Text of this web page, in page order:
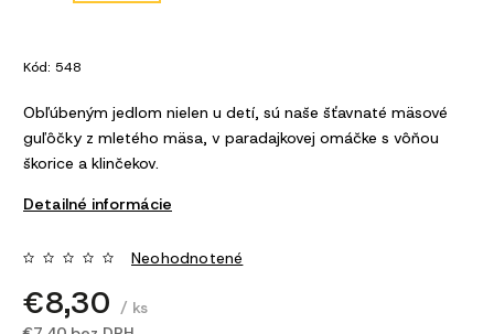
Kód: 548
Obľúbeným jedlom nielen u detí, sú naše šťavnaté mäsové
guľôčky z mletého mäsa, v paradajkovej omáčke s vôňou
škorice a klinčekov.
Detailné informácie
Neohodnotené
€8,30
/ ks